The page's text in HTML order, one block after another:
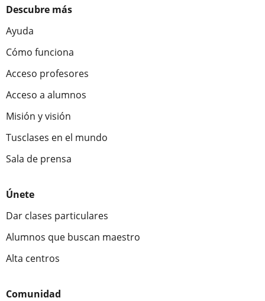
Descubre más
Ayuda
Cómo funciona
Acceso profesores
Acceso a alumnos
Misión y visión
Tusclases en el mundo
Sala de prensa
Únete
Dar clases particulares
Alumnos que buscan maestro
Alta centros
Comunidad